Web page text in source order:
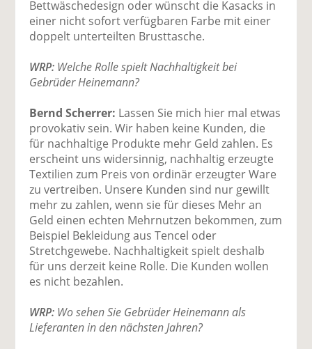
Bettwäschedesign oder wünscht die Kasacks in
einer nicht sofort verfügbaren Farbe mit einer
doppelt unterteilten Brusttasche.
WRP: Welche Rolle spielt Nachhaltigkeit bei
Gebrüder Heinemann?
Bernd Scherrer: Lassen Sie mich hier mal etwas
provokativ sein. Wir haben keine Kunden, die
für nachhaltige Produkte mehr Geld zahlen. Es
erscheint uns widersinnig, nachhaltig erzeugte
Textilien zum Preis von ordinär erzeugter Ware
zu vertreiben. Unsere Kunden sind nur gewillt
mehr zu zahlen, wenn sie für dieses Mehr an
Geld einen echten Mehrnutzen bekommen, zum
Beispiel Bekleidung aus Tencel oder
Stretchgewebe. Nachhaltigkeit spielt deshalb
für uns derzeit keine Rolle. Die Kunden wollen
es nicht bezahlen.
WRP: Wo sehen Sie Gebrüder Heinemann als
Lieferanten in den nächsten Jahren?